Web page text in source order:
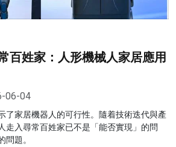
百姓家：人形機械人家居應用
06-04
了家居機器人的可行性。隨着技術迭代與產
走入尋常百姓家已不是「能否實現」的問
問題。